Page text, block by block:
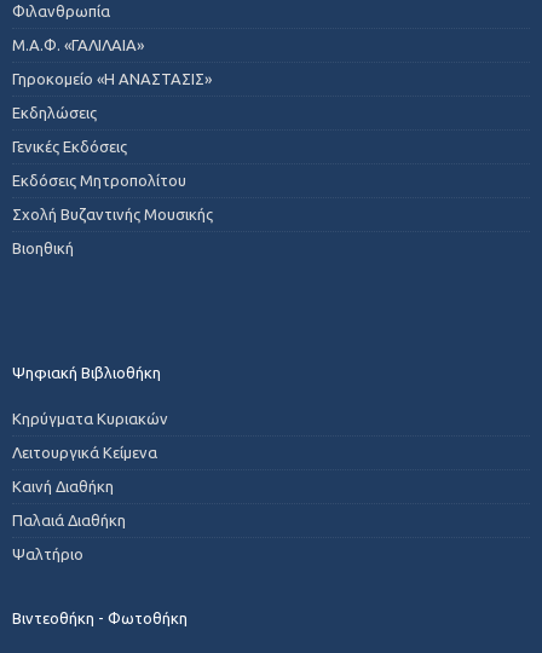
Φιλανθρωπία
Μ.Α.Φ. «ΓΑΛΙΛΑΙΑ»
Γηροκομείο «Η ΑΝΑΣΤΑΣΙΣ»
Εκδηλώσεις
Γενικές Εκδόσεις
Εκδόσεις Μητροπολίτου
Σχολή Βυζαντινής Μουσικής
Βιοηθική
Ψηφιακή Βιβλιοθήκη
Κηρύγματα Κυριακών
Λειτουργικά Κείμενα
Καινή Διαθήκη
Παλαιά Διαθήκη
Ψαλτήριο
Βιντεοθήκη - Φωτοθήκη